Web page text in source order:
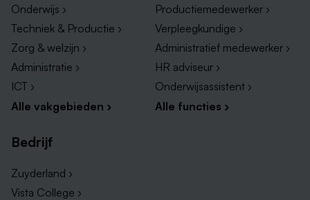
Onderwijs ›
Techniek & Productie ›
Zorg & welzijn ›
Administratie ›
ICT ›
Alle vakgebieden ›
Productiemedewerker ›
Verpleegkundige ›
Administratief medewerker ›
HR adviseur ›
Onderwijsassistent ›
Alle functies ›
Bedrijf
Zuyderland ›
Vista College ›